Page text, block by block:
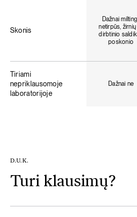
Skonis
Dažnai
netirpūs,
dirbtinio
poskonio
Tiriami
nepriklausomoje
laboratorijoje
Dažnai ne
D.U.K.
Turi klausimų?